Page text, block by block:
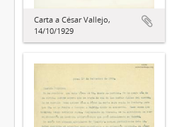
Carta a César Vallejo,
14/10/1929